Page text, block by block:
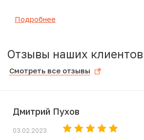
Подробнее
Отзывы наших клиентов
Смотреть все отзывы
Дмитрий Пухов
03.02.2023